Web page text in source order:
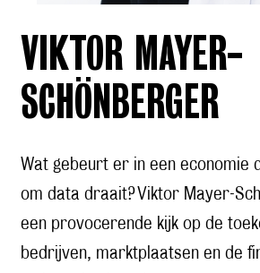
VIKTOR MAYER-
SCHÖNBERGER
Wat gebeurt er in een economie
om data draait? Viktor Mayer-
een provocerende kijk op de
bedrijven, marktplaatsen en de